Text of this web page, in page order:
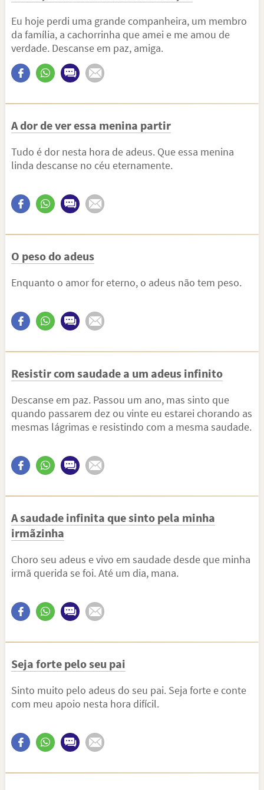
Eu hoje perdi uma grande companheira, um membro
da família, a cachorrinha que amei e me amou de
verdade. Descanse em paz, amiga.
A dor de ver essa menina partir
Tudo é dor nesta hora de adeus. Que essa menina
linda descanse no céu eternamente.
O peso do adeus
Enquanto o amor for eterno, o adeus não tem peso.
Resistir com saudade a um adeus infinito
Descanse em paz. Passou um ano, mas sinto que
quando passarem dez ou vinte eu estarei chorando as
mesmas lágrimas e resistindo com a mesma saudade.
A saudade infinita que sinto pela minha
irmãzinha
Choro seu adeus e vivo em saudade desde que minha
irmã querida se foi. Até um dia, mana.
Seja forte pelo seu pai
Sinto muito pelo adeus do seu pai. Seja forte e conte
com meu apoio nesta hora difícil.